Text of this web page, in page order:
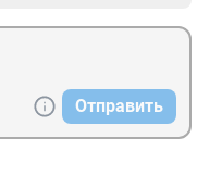
Отправить